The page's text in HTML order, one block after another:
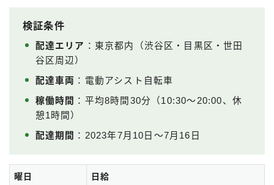
検証条件
配達エリア ：東京都内（渋谷区・目黒区・世田
谷区周辺）
配達車両 ：電動アシスト自転車
稼働時間
：平均8時間30分（10:30〜20:00、休
憩1時間）
配達期間 ：2023年7月10日〜7月16日
曜日 日給